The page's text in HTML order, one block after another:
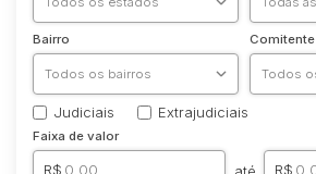
Ambulância
Caminhonetes
Carros
Máquina Varredeira
Motos
Bairro Comitente
Judiciais Extrajudiciais
Faixa de valor
R$ R$